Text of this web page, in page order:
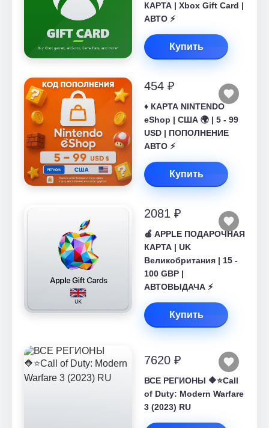
КАРТА | Xbox Gift Card |
АВТО ⚡
Купить
454 ₽
♦️ КАРТА NINTENDO
eShop | США 🌍 | 5 - 99
USD | ПОПОЛНЕНИЕ
АВТО ⚡
Купить
2081 ₽
🍎 APPLE ПОДАРОЧНАЯ
КАРТА | UK
Великобритания | 15 -
100 GBP |
АВТОВЫДАЧА ⚡️
Купить
7620 ₽
ВСЕ РЕГИОНЫ 🔶⭐Call
of Duty: Modern Warfare
3 (2023) RU